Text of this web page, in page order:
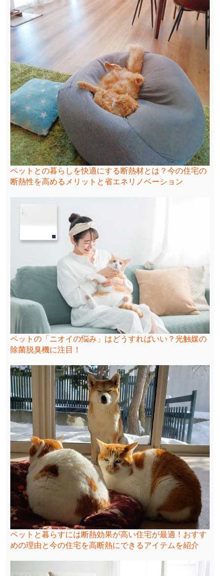
ペットとの暮らしを快適にする断熱材とは？今の住宅の
断熱性を高めるメリットと省エネリノベーション
ペットの「ニオイの悩み」はどうすればいい？光触媒の
除菌脱臭機に注目！
ペットと暮らすには断熱効果が高い住宅が最適！おすす
めの理由と今の住宅を高断熱にできるアイテムを紹介